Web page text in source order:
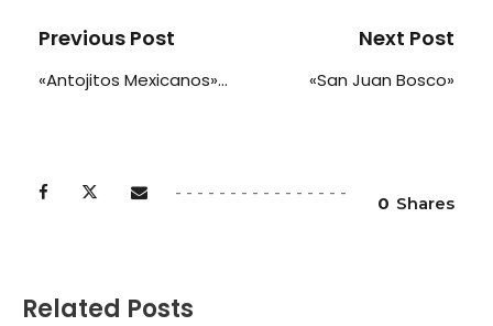
Previous Post
«Antojitos Mexicanos»…
Next Post
«San Juan Bosco»
0 Shares
Related Posts